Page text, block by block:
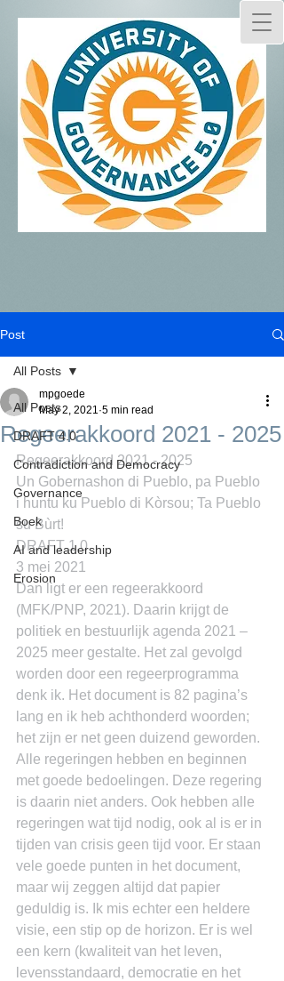
Post
All Posts
DRAFT 4.0
Contradiction and Democracy
Governance
Boek
AI and leadership
Erosion
All Posts
Regeerakkoord 2021 - 2025
mpgoede
May 2, 2021 5 min read
Regeerakkoord 2021 - 2025
Un Gobernashon di Pueblo, pa Pueblo
i huntu ku Pueblo di Kòrsou; Ta Pueblo
su Bùrt!
DRAFT 1.0
3 mei 2021
Dan ligt er een regeerakkoord
(MFK/PNP, 2021). Daarin krijgt de
politiek en bestuurlijk agenda 2021 –
2025 meer gestalte. Het zal gevolgd
worden door een regeerprogramma
denk ik. Het document is 82 pagina’s
lang en ik heb achthonderd woorden;
het zijn er net geen duizend geworden.
Alle regeringen hebben en beginnen
met goede bedoelingen. Deze regering
is daarin niet anders. Ook hebben alle
regeringen wat tijd nodig, ook al is er in
tijden van crisis geen tijd voor. Er staan
vele goede punten in het document,
maar wij zeggen altijd dat papier
geduldig is. Ik mis echter een heldere
visie, een stip op de horizon. Er is wel
een kern (kwaliteit van het leven,
levensstandaard, democratie en het